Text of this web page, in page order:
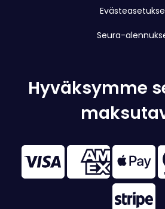
Seura-
Hyväksymme